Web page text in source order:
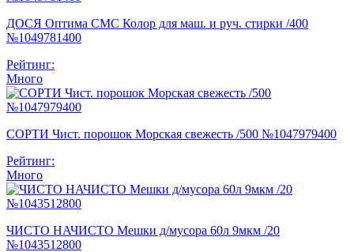
ДОСЯ Оптима СМС Колор для маш. и руч. стирки /400
№1049781400
Рейтинг:
Много
СОРТИ Чист. порошок Морская свежесть /500 №1047979400
Рейтинг:
Много
ЧИСТО НАЧИСТО Мешки д/мусора 60л 9мкм /20
№1043512800